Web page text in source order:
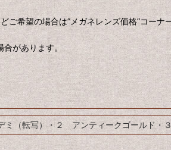
希望の場合は”メガネレンズ価格”コーナ
があります。
（転写）・２ アンティークゴールド